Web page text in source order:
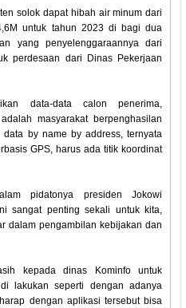
solok dapat hibah air minum dari
untuk tahun 2023 di bagi dua
yang penyelenggaraannya dari
perdesaan dari Dinas Pekerjaan
data-data calon penerima,
masyarakat berpenghasilan
by name by address, ternyata
GPS, harus ada titik koordinat
pidatonya presiden Jokowi
sangat penting sekali untuk kita,
dalam pengambilan kebijakan dan
kepada dinas Kominfo untuk
lakukan seperti dengan adanya
dengan aplikasi tersebut bisa